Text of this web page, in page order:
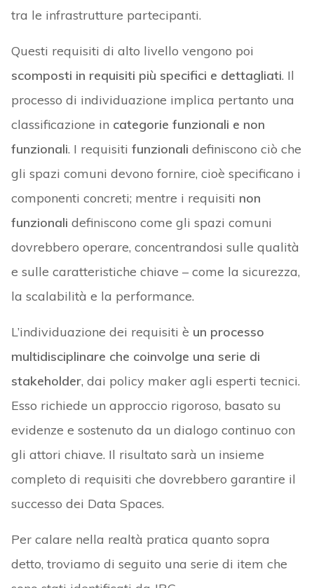
tra le infrastrutture partecipanti.
Questi requisiti di alto livello vengono poi
scomposti in requisiti più specifici e dettagliati. Il
processo di individuazione implica pertanto una
classificazione in categorie funzionali e non
funzionali. I requisiti funzionali definiscono ciò che
gli spazi comuni devono fornire, cioè specificano i
componenti concreti; mentre i requisiti non
funzionali definiscono come gli spazi comuni
dovrebbero operare, concentrandosi sulle qualità
e sulle caratteristiche chiave – come la sicurezza,
la scalabilità e la performance.
L’individuazione dei requisiti è un processo
multidisciplinare che coinvolge una serie di
stakeholder, dai policy maker agli esperti tecnici.
Esso richiede un approccio rigoroso, basato su
evidenze e sostenuto da un dialogo continuo con
gli attori chiave. Il risultato sarà un insieme
completo di requisiti che dovrebbero garantire il
successo dei Data Spaces.
Per calare nella realtà pratica quanto sopra
detto, troviamo di seguito una serie di item che